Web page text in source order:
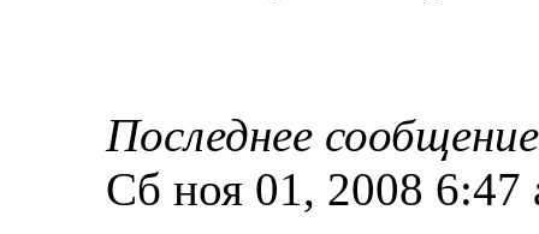
Последнее
Сб ноя 01, 2008 6:47